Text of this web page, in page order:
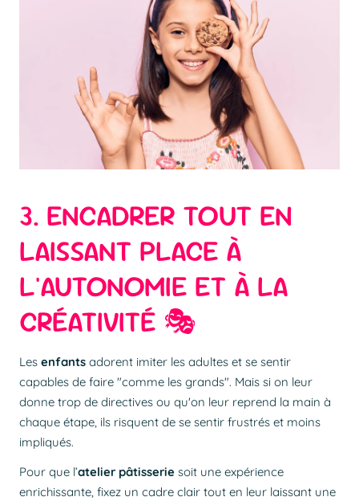
3. ENCADRER TOUT EN
LAISSANT PLACE À
L'AUTONOMIE ET À LA
CRÉATIVITÉ 🎭
Les enfants adorent imiter les adultes et se sentir
capables de faire "comme les grands". Mais si on leur
donne trop de directives ou qu'on leur reprend la main à
chaque étape, ils risquent de se sentir frustrés et moins
impliqués.
Pour que l’atelier pâtisserie soit une expérience
enrichissante, fixez un cadre clair tout en leur laissant une